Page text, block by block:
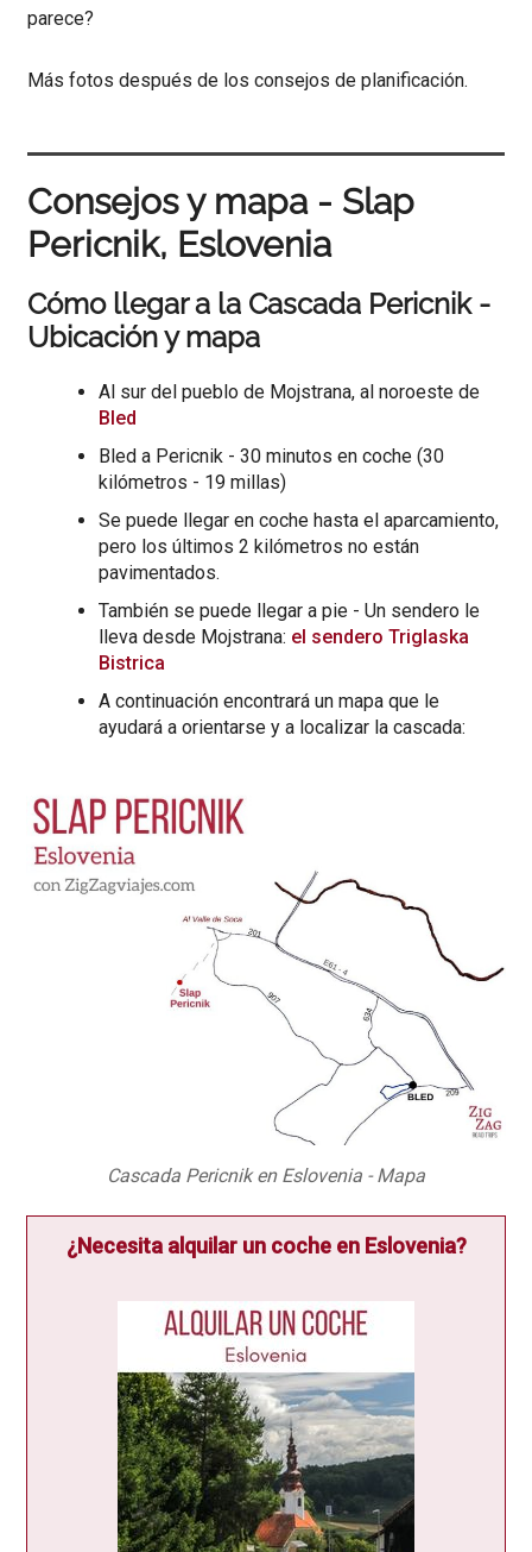
parece?
Más fotos después de los consejos de planificación.
Consejos y mapa - Slap
Pericnik, Eslovenia
Cómo llegar a la Cascada Pericnik -
Ubicación y mapa
Al sur del pueblo de Mojstrana, al noroeste de
Bled
Bled a Pericnik - 30 minutos en coche (30
kilómetros - 19 millas)
Se puede llegar en coche hasta el aparcamiento,
pero los últimos 2 kilómetros no están
pavimentados.
También se puede llegar a pie - Un sendero le
lleva desde Mojstrana: el sendero Triglaska
Bistrica
A continuación encontrará un mapa que le
ayudará a orientarse y a localizar la cascada:
Cascada Pericnik en Eslovenia - Mapa
¿Necesita alquilar un coche en Eslovenia?